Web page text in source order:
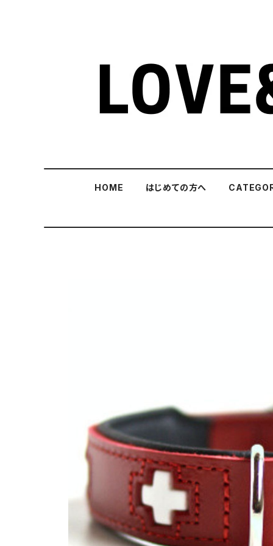
HOME はじめての方へ